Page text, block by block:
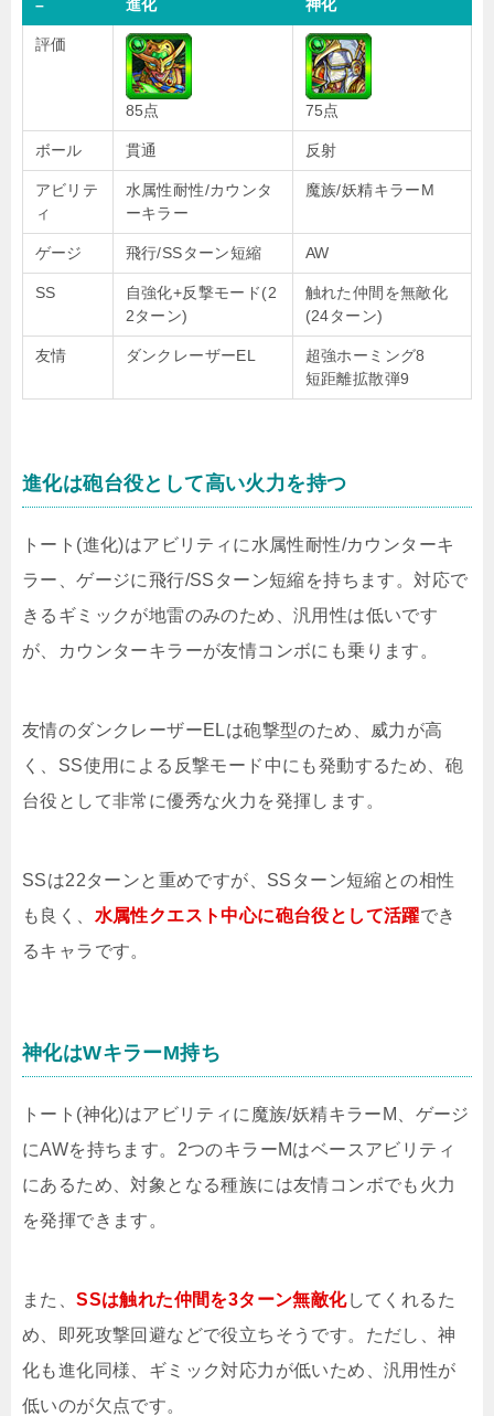
– 進化 神化
評価
85点 75点
ボール 貫通 反射
アビリテ
ィ
水属性耐性/カウンタ
ーキラー
魔族/妖精キラーM
ゲージ 飛行/SSターン短縮 AW
SS
自強化+反撃モード(2
2ターン)
触れた仲間を無敵化
(24ターン)
友情 ダンクレーザーEL
超強ホーミング8
短距離拡散弾9
進化は砲台役として高い火力を持つ
トート(進化)はアビリティに水属性耐性/カウンターキ
ラー、ゲージに飛行/SSターン短縮を持ちます。対応で
きるギミックが地雷のみのため、汎用性は低いです
が、カウンターキラーが友情コンボにも乗ります。
友情のダンクレーザーELは砲撃型のため、威力が高
く、SS使用による反撃モード中にも発動するため、砲
台役として非常に優秀な火力を発揮します。
SSは22ターンと重めですが、SSターン短縮との相性
も良く、 水属性クエスト中心に砲台役として活躍でき
るキャラです。
神化はWキラーM持ち
トート(神化)はアビリティに魔族/妖精キラーM、ゲージ
にAWを持ちます。2つのキラーMはベースアビリティ
にあるため、対象となる種族には友情コンボでも火力
を発揮できます。
また、SSは触れた仲間を3ターン無敵化してくれるた
め、即死攻撃回避などで役立ちそうです。ただし、神
化も進化同様、ギミック対応力が低いため、汎用性が
低いのが欠点です。